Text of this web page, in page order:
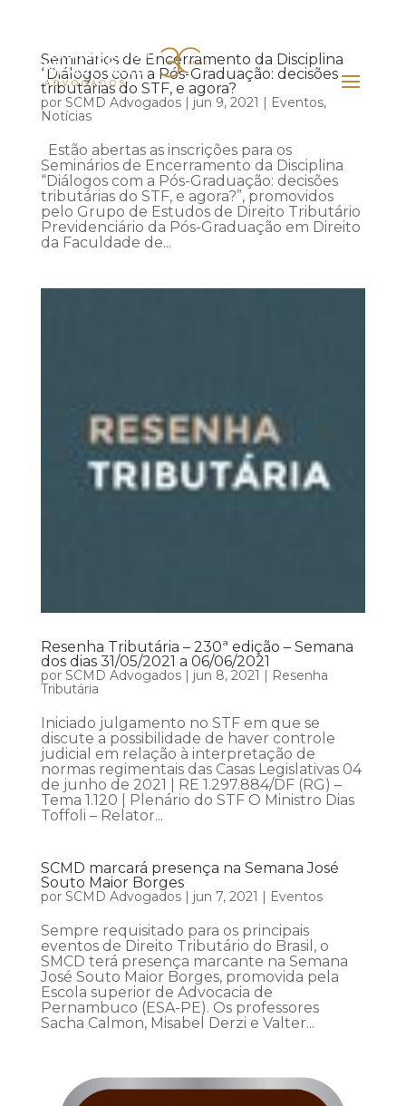
Seminários de Encerramento da Disciplina
“Diálogos com a Pós-Graduação: decisões
tributárias do STF, e agora?
por SCMD Advogados| jun 9, 2021 | Eventos,
Notícias
Estão abertas as inscrições para os
Seminários de Encerramento da Disciplina
“Diálogos com a Pós-Graduação: decisões
tributárias do STF, e agora?”, promovidos
pelo Grupo de Estudos de Direito Tributário
Previdenciário da Pós-Graduação em Direito
da Faculdade de...
Resenha Tributária – 230ª edição – Semana
dos dias 31/05/2021 a 06/06/2021
por SCMD Advogados| jun 8, 2021
Resenha
Tributária
Iniciado julgamento no STF em que se
discute a possibilidade de haver controle
judicial em relação à interpretação de
normas regimentais das Casas Legislativas 04
de junho de 2021 | RE 1.297.884/DF (RG) –
Tema 1.120 | Plenário do STF O Ministro Dias
Toffoli – Relator...
SCMD marcará presença na Semana José
Souto Maior Borges
por SCMD Advogados| jun 7, 2021 Eventos
Sempre requisitado para os principais
eventos de Direito Tributário do Brasil, o
SMCD terá presença marcante na Semana
José Souto Maior Borges, promovida pela
Escola superior de Advocacia de
Pernambuco (ESA-PE). Os professores
Sacha Calmon, Misabel Derzi e Valter...